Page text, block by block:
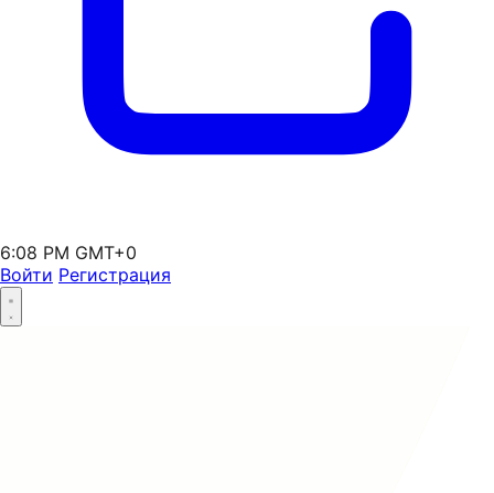
6:08 PM GMT+0
Войти Регистрация